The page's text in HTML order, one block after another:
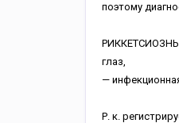
поэтому
глаз,
—
Р. к.